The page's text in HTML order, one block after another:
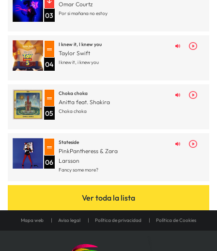
03
Omar Courtz
Por si mañana no estoy
04
I knew it, I knew you
Taylor Swift
I knew it, i knew you
05
Choka choka
Anitta feat. Shakira
Choka choka
06
Stateside
PinkPantheress & Zara
Larsson
Fancy some more?
Ver toda la lista
Mapa web Aviso legal Política de privacidad Política de Cookies